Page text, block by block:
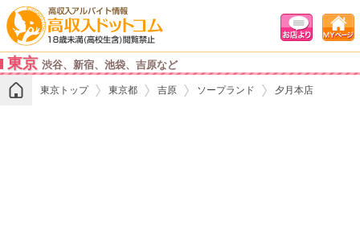
東京 渋谷、新宿、池袋、吉原など
東京トップ 東京都 吉原 ソープランド 夕月本店